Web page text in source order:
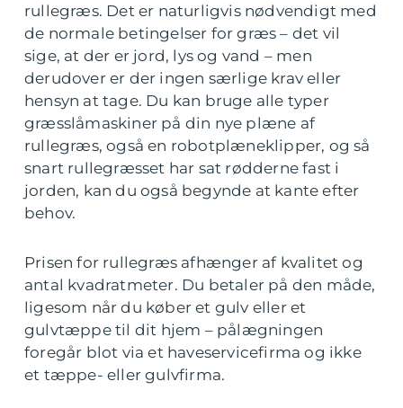
rullegræs. Det er naturligvis nødvendigt med
de normale betingelser for græs – det vil
sige, at der er jord, lys og vand – men
derudover er der ingen særlige krav eller
hensyn at tage. Du kan bruge alle typer
græsslåmaskiner på din nye plæne af
rullegræs, også en robotplæneklipper, og så
snart rullegræsset har sat rødderne fast i
jorden, kan du også begynde at kante efter
behov.
Prisen for rullegræs afhænger af kvalitet og
antal kvadratmeter. Du betaler på den måde,
ligesom når du køber et gulv eller et
gulvtæppe til dit hjem – pålægningen
foregår blot via et haveservicefirma og ikke
et tæppe- eller gulvfirma.